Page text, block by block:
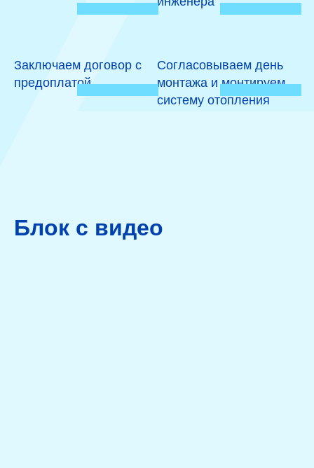
Подвод электрического кабеля (или нескольких, в
сооружения согласно монтажному плану
Заполнение очистного сооружения водой с контролем
возможности устранения
Заключаем договор с
предоплатой
Согласовываем день
монтажа и монтируем
систему отопления
Блок с видео